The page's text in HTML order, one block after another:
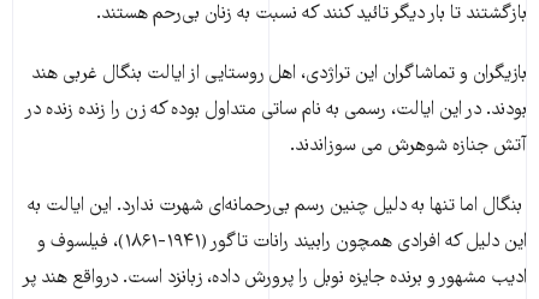
بازگشتند تا بار دیگر تائید کنند که نسبت به زنان بی‌رحم هستند.
بازیگران و تماشاگران این تراژدی، اهل روستایی از ایالت بنگال غربی هند
بودند. در این ایالت، رسمی به نام ساتی متداول بوده که زن را زنده زنده در
آتش جنازه شوهرش می سوزاندند.
بنگال اما تنها به دلیل چنین رسم بی‌رحمانه‌ای شهرت ندارد. این ایالت به
این دلیل که افرادی همچون رابیند رانات تاگور (۱۹۴۱-۱۸۶۱)، فیلسوف و
ادیب مشهور و برنده جایزه نوبل را پرورش داده، زبانزد است. درواقع هند پر